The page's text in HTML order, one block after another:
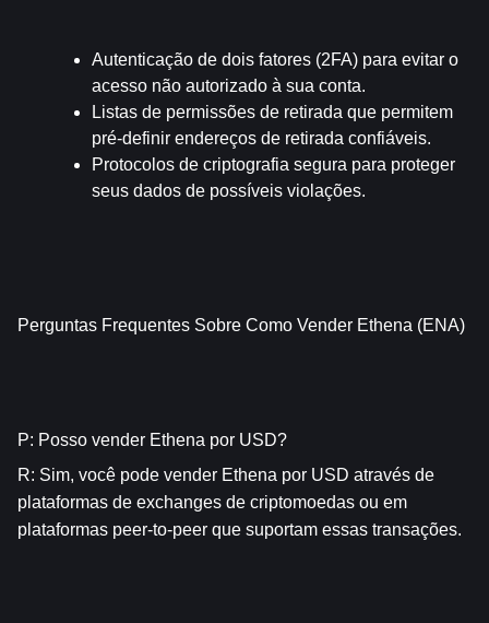
Autenticação de dois fatores (2FA) para evitar o
acesso não autorizado à sua conta.
Listas de permissões de retirada que permitem
pré-definir endereços de retirada confiáveis.
Protocolos de criptografia segura para proteger
seus dados de possíveis violações.
Perguntas Frequentes Sobre Como Vender Ethena (ENA)
P: Posso vender Ethena por USD?
R: Sim, você pode vender Ethena por USD através de
plataformas de exchanges de criptomoedas ou em
plataformas peer-to-peer que suportam essas transações.